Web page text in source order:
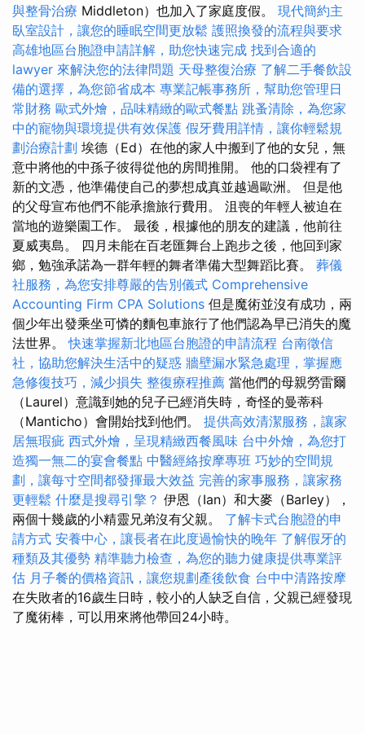
與整骨治療 Middleton）也加入了家庭度假。 現代簡約主
臥室設計，讓您的睡眠空間更放鬆 護照換發的流程與要求
高雄地區台胞證申請詳解，助您快速完成 找到合適的
lawyer 來解決您的法律問題 天母整復治療 了解二手餐飲設
備的選擇，為您節省成本 專業記帳事務所，幫助您管理日
常財務 歐式外燴，品味精緻的歐式餐點 跳蚤清除，為您家
中的寵物與環境提供有效保護 假牙費用詳情，讓你輕鬆規
劃治療計劃 埃德（Ed）在他的家人中搬到了他的女兒，無
意中將他的中孫子彼得從他的房間推開。 他的口袋裡有了
新的文憑，他準備使自己的夢想成真並越過歐洲。 但是他
的父母宣布他們不能承擔旅行費用。 沮喪的年輕人被迫在
當地的遊樂園工作。 最後，根據他的朋友的建議，他前往
夏威夷島。 四月未能在百老匯舞台上跑步之後，他回到家
鄉，勉強承諾為一群年輕的舞者準備大型舞蹈比賽。 葬儀
社服務，為您安排尊嚴的告別儀式 Comprehensive
Accounting Firm CPA Solutions 但是魔術並沒有成功，兩
個少年出發乘坐可憐的麵包車旅行了他們認為早已消失的魔
法世界。快速掌握新北地區台胞證的申請流程 台南徵信
社，協助您解決生活中的疑惑 牆壁漏水緊急處理，掌握應
急修復技巧，減少損失 整復療程推薦 當他們的母親勞雷爾
（Laurel）意識到她的兒子已經消失時，奇怪的曼蒂科
（Manticho）會開始找到他們。 提供高效清潔服務，讓家
居無瑕疵 西式外燴，呈現精緻西餐風味 台中外燴，為您打
造獨一無二的宴會餐點 中醫經絡按摩專班 巧妙的空間規
劃，讓每寸空間都發揮最大效益 完善的家事服務，讓家務
更輕鬆 什麼是搜尋引擎？ 伊恩（Ian）和大麥（Barley），
兩個十幾歲的小精靈兄弟沒有父親。 了解卡式台胞證的申
請方式 安養中心，讓長者在此度過愉快的晚年 了解假牙的
種類及其優勢 精準聽力檢查，為您的聽力健康提供專業評
估 月子餐的價格資訊，讓您規劃產後飲食 台中中清路按摩
在失敗者的16歲生日時，較小的人缺乏自信，父親已經發現
了魔術棒，可以用來將他帶回24小時。